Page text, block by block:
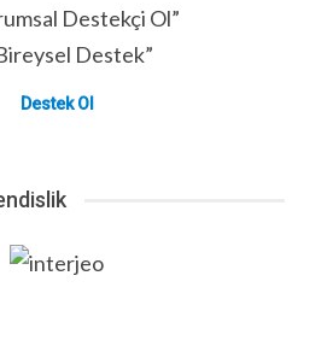
hastaneler değil bizzat…
Destekçi Ol”
Destek”
Destek Ol